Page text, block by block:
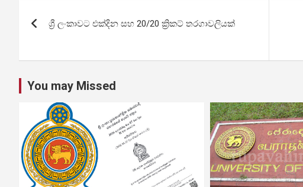
navigation
ශ්‍රී ලංකාවට එක්දින සහ 20/20 ක්‍රිකට් තරගාවලියක්
You may Missed